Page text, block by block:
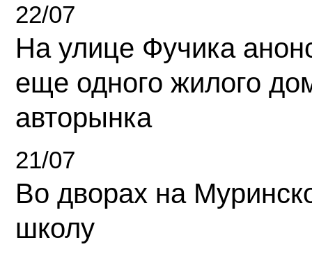
22/07
На улице Фучика
еще одного жилого
авторынка
21/07
Во дворах на
школу